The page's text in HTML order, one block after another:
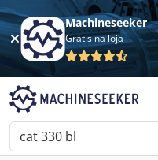
Machineseeker
Grátis na loja